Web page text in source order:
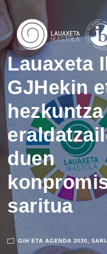
Lauaxeta
GJHekin
hezkuntza
duen
saritua
GIH ETA AGENDA 2030,